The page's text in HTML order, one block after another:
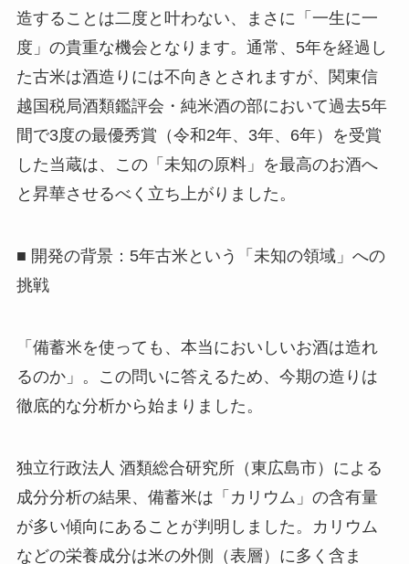
造することは二度と叶わない、まさに「一生に一
度」の貴重な機会となります。通常、5年を経過し
た古米は酒造りには不向きとされますが、関東信
越国税局酒類鑑評会・純米酒の部において過去5年
間で3度の最優秀賞（令和2年、3年、6年）を受賞
した当蔵は、この「未知の原料」を最高のお酒へ
と昇華させるべく立ち上がりました。
■ 開発の背景：5年古米という「未知の領域」への
挑戦
「備蓄米を使っても、本当においしいお酒は造れ
るのか」。この問いに答えるため、今期の造りは
徹底的な分析から始まりました。
独立行政法人 酒類総合研究所（東広島市）による
成分分析の結果、備蓄米は「カリウム」の含有量
が多い傾向にあることが判明しました。カリウム
などの栄養成分は米の外側（表層）に多く含ま